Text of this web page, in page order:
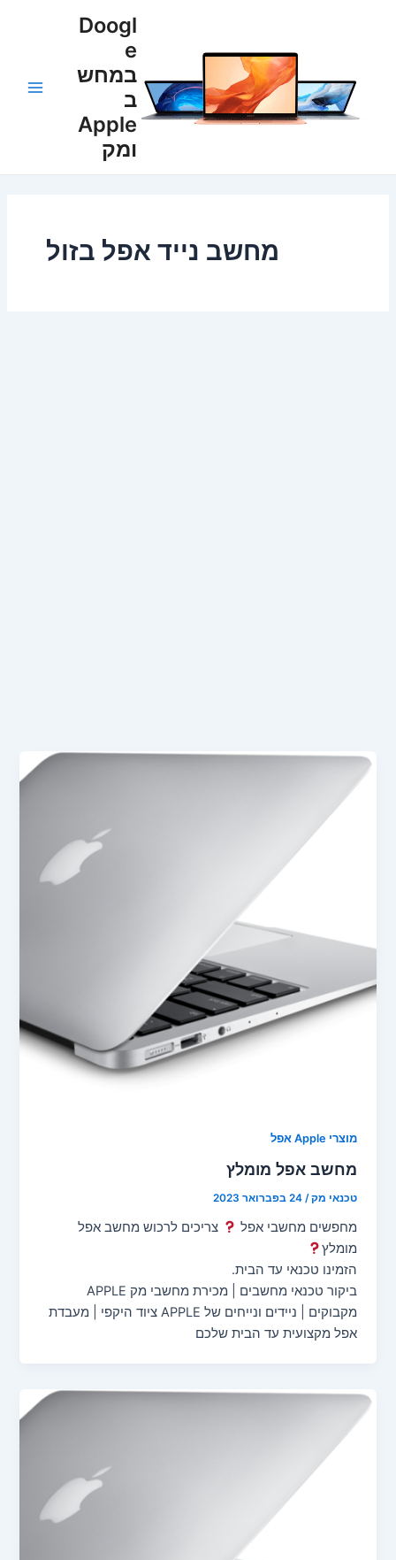
Doogl
e
במחש
ב
Apple
ומק
מחשב נייד אפל בזול
מוצרי Apple אפל
מחשב אפל מומלץ
טכנאי מק/24 בפברואר 2023
מחפשים מחשבי אפל
צריכים לרכוש מחשב אפל
מומלץ
הזמינו טכנאי עד הבית.
ביקור טכנאי מחשבים | מכירת מחשבי מק APPLE
מקבוקים | ניידים ונייחים של APPLE ציוד היקפי | מעבדת
אפל מקצועית עד הבית שלכם